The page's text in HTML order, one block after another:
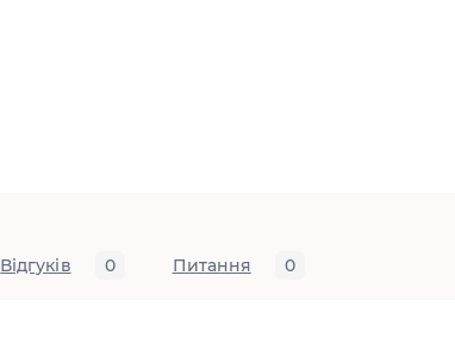
Відгуків 0 Питання 0